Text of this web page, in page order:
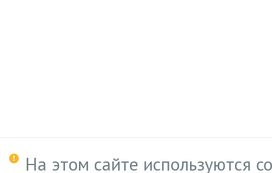
На этом сайте используются